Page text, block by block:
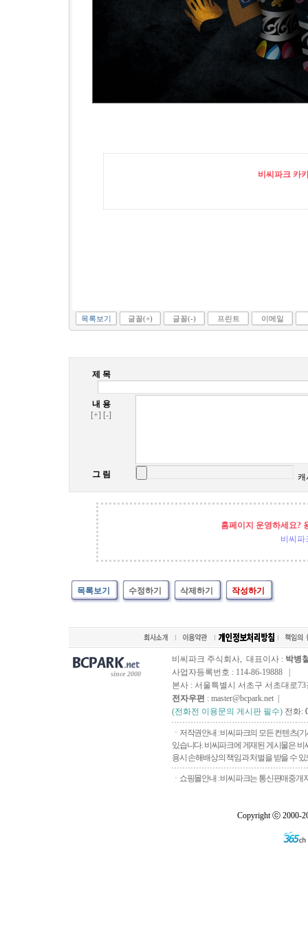
비씨파크 카
목록보기 글꼴(+) 글꼴(-) 프린트 이메일
제 목
내 용
[+] [-]
그 림 캐
홈페이지 운영하세요?
비씨파
목록보기 수정하기 삭제하기 작성하기
since 2000
비씨파크 주식회사, 대표이사 : 박병
사업자등록번호 : 114-86-19888 |
본사 : 서울특별시 서초구 서초대로73
전자우편 : master@bcpark.net |
(전화전 이용문의 게시판 필수) 전화:
ㆍ저작권안내 : 비씨파크의 모든 컨텐츠(
있습니다. 비씨파크에 게재된 게시물은
용시 손해배상의 책임과 처벌을 받을 수
ㆍ쇼핑몰안내 : 비씨파크는 통신판매중개
Copyright ⓒ 2000-